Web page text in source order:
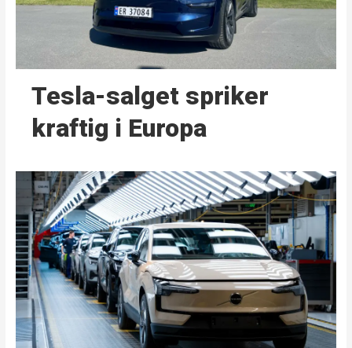
Tesla-salget spriker
kraftig i Europa